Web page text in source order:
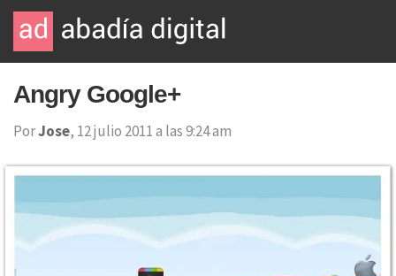
Angry Google+
PorJose, 12 julio 2011 a las 9:24 am